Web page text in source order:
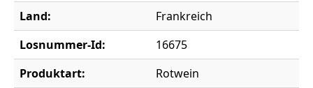
Land:
Frankreich
Losnummer-Id:
16675
Produktart:
Rotwein